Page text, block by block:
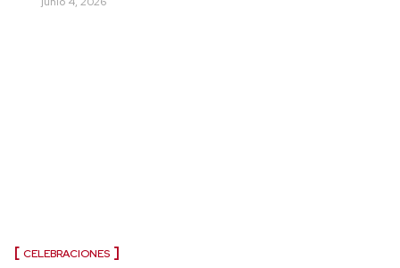
CELEBRACIONES